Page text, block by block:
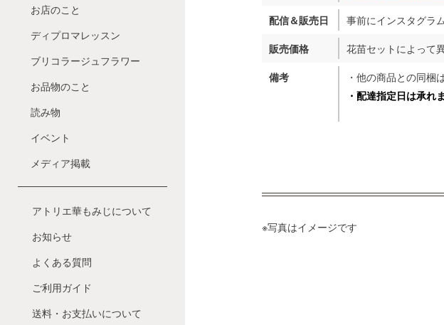
配信＆販売日 事前にインスタグラ
販売価格 花苗セットによって
備考 ・他の商品との同梱
・配達指定日は承れ
※写真はイメージです
お店のこと
ディプロマレッスン
ブリコラージュフラワー
お品物のこと
読み物
イベント
メディア掲載
アトリエ華もみじについて
お知らせ
よくある質問
ご利用ガイド
送料・お支払いについて